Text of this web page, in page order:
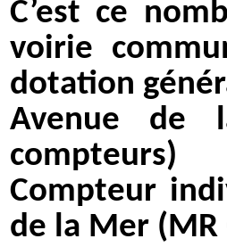
C’est ce
voirie
dotation
Avenue de
compteurs)
Compteur
de la Mer (MR